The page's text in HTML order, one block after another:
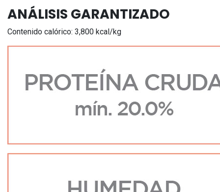
ANÁLISIS GARANTIZADO
Contenido calórico: 3,800 kcal/kg